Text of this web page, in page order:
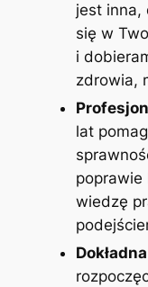
jest inna,
się w
i
zdrowia,
lat
poprawie
wiedzę